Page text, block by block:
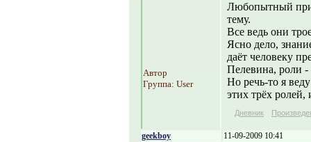
Автор
Группа: User
Любопытный
тему.
Все ведь они
Ясно дело,
даёт человеку
Пелевина, роли -
Но речь-то я
этих трёх ролей,
Дневник
geekboy 11-09-2009 10:41